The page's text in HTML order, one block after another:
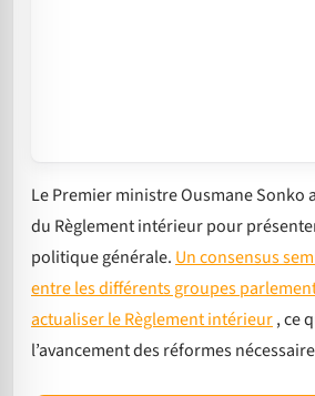
Le Premier ministre Ousmane Sonko
du Règlement intérieur pour
politique générale. Un consensus
entre les différents groupes
actualiser le Règlement intérieur, ce
l’avancement des réformes